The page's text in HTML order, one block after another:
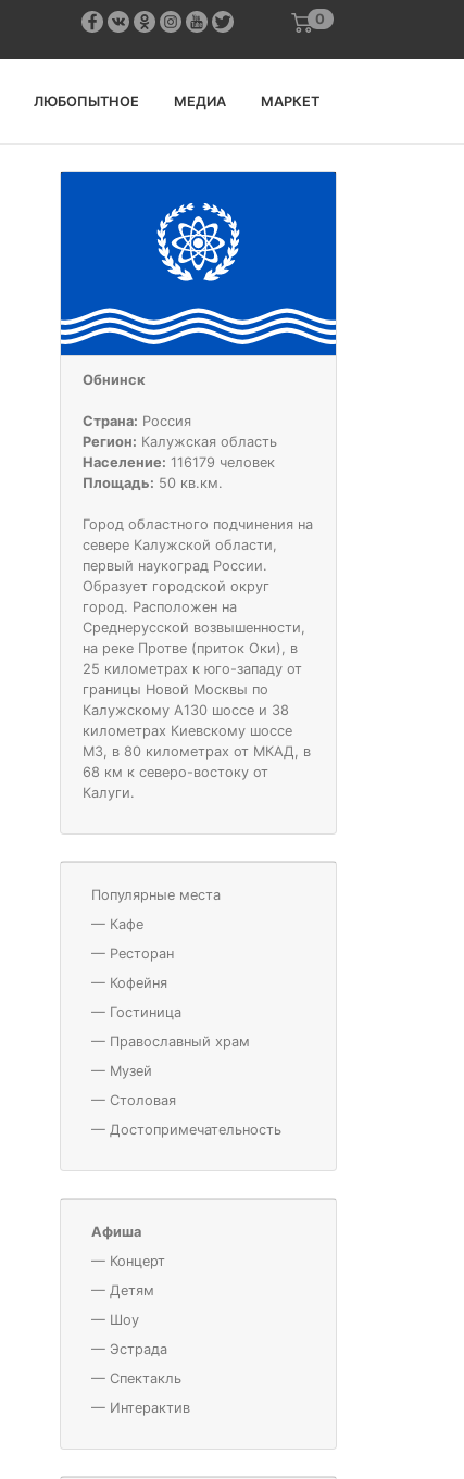
0
ЛЮБОПЫТНОЕ МЕДИА МАРКЕТ
Обнинск
Страна: Россия
Регион: Калужская область
Население: 116179 человек
Площадь: 50 кв.км.
Город областного подчинения на
севере Калужской области,
первый наукоград России.
Образует городской округ
город. Расположен на
Среднерусской возвышенности,
на реке Протве (приток Оки), в
25 километрах к юго-западу от
границы Новой Москвы по
Калужскому А130 шоссе и 38
километрах Киевскому шоссе
М3, в 80 километрах от МКАД, в
68 км к северо-востоку от
Калуги.
Популярные места
— Кафе
— Ресторан
— Кофейня
— Гостиница
— Православный храм
— Музей
— Столовая
— Достопримечательность
Афиша
— Концерт
— Детям
— Шоу
— Эстрада
— Спектакль
— Интерактив